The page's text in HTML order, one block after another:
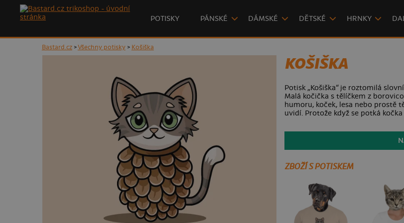
POTISKY PÁNSKÉ DÁMSKÉ DĚTSKÉ HRNKY
Bastard.cz>Všechny potisky> Košiška
KOŠIŠKA
Potisk „Košiška“ je roztomilá
Malá kočička s tělíčkem z
humoru, koček, lesa nebo prostě
uvidí. Protože když se potká kočka
ZBOŽÍ S POTISKEM